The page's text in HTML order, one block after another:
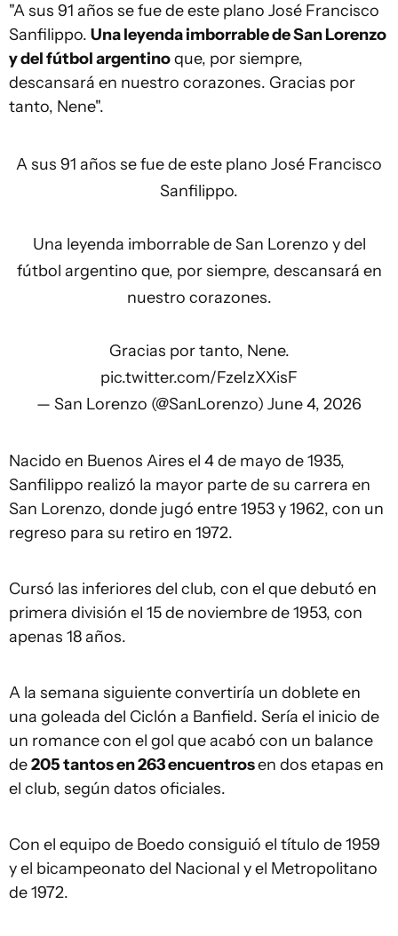
"A sus 91 años se fue de este plano José Francisco
Sanfilippo. Una leyenda imborrable de San Lorenzo
y del fútbol argentinoque, por siempre,
descansará en nuestro corazones. Gracias por
tanto, Nene".
A sus 91 años se fue de este plano José Francisco
Sanfilippo.
Una leyenda imborrable de San Lorenzo y del
fútbol argentino que, por siempre, descansará en
nuestro corazones.
Gracias por tanto, Nene.
pic.twitter.com/FzeIzXXisF
— San Lorenzo (@SanLorenzo) June 4, 2026
Nacido en Buenos Aires el 4 de mayo de 1935,
Sanfilippo realizó la mayor parte de su carrera en
San Lorenzo, donde jugó entre 1953 y 1962, con un
regreso para su retiro en 1972.
Cursó las inferiores del club, con el que debutó en
primera división el 15 de noviembre de 1953, con
apenas 18 años.
A la semana siguiente convertiría un doblete en
una goleada del Ciclón a Banfield. Sería el inicio de
un romance con el gol que acabó con un balance
de205 tantos en 263 encuentrosen dos etapas en
el club, según datos oficiales.
Con el equipo de Boedo consiguió el título de 1959
y el bicampeonato del Nacional y el Metropolitano
de 1972.